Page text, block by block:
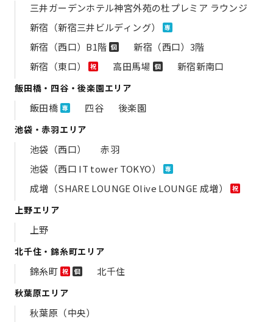
三井ガーデンホテル神宮外苑の​杜プレミア ラウンジ
新宿（新宿三井ビルディング）
専
新宿（西口）B1階 個
新宿（西口）3階
新宿（東口）
祝 高田馬場 個 新宿新南口
飯田橋・四谷・後楽園エリア
飯田橋 専 四谷 後楽園
池袋・赤羽エリア
池袋（西口）
赤羽
池袋（西口 IT tower TOKYO）
専
成増（SHARE LOUNGE Olive LOUNGE 成増） 祝
上野エリア
上野
北千住・錦糸町エリア
錦糸町 祝 個 北千住
秋葉原エリア
秋葉原（中央）